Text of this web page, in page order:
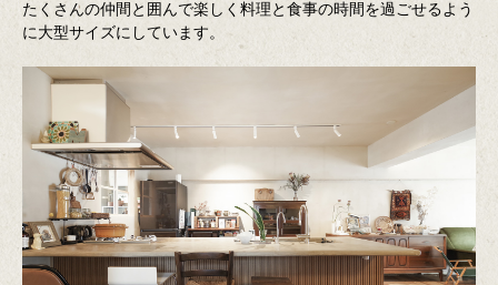
たくさんの仲間と囲んで楽しく料理と食事の時間を過ごせるよう
に大型サイズにしています。